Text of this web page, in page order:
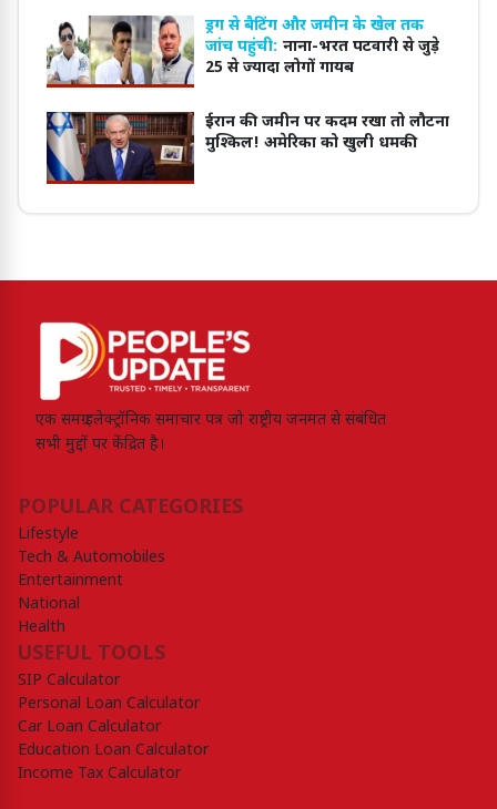
ड्रग से बैटिंग और जमीन के खेल तक
जांच पहुंची: नाना-भरत पटवारी से जुड़े
25 से ज्यादा लोगों गायब
ईरान की जमीन पर कदम रखा तो लौटना
मुश्किल! अमेरिका को खुली धमकी
एक समग्र इलेक्ट्रॉनिक समाचार पत्र जो राष्ट्रीय जनमत से संबंधित
सभी मुद्दों पर केंद्रित है।
POPULAR CATEGORIES
Lifestyle
Tech & Automobiles
Entertainment
National
Health
USEFUL TOOLS
SIP Calculator
Personal Loan Calculator
Car Loan Calculator
Education Loan Calculator
Income Tax Calculator